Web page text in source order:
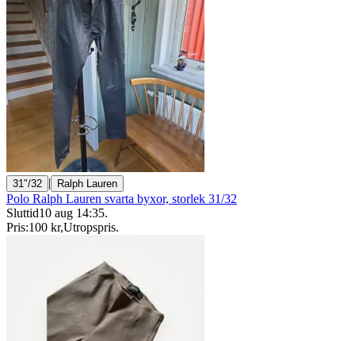
31"/32 | Ralph Lauren
Polo Ralph Lauren svarta byxor, storlek 31/32
Sluttid10 aug 14:35.
Pris:100 kr,Utropspris.